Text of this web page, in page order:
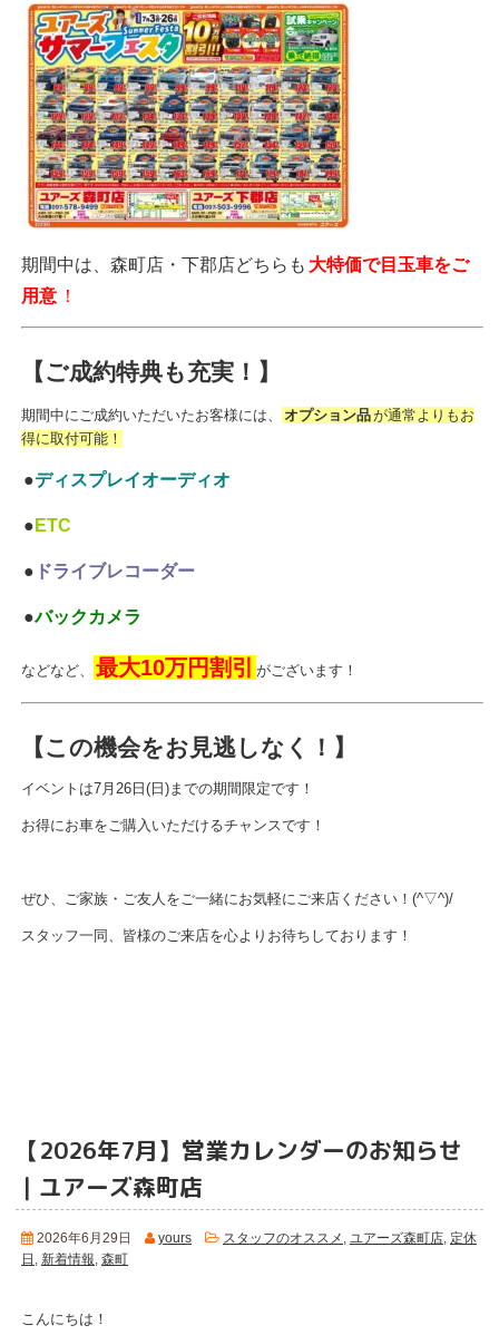
期間中は、森町店・下郡店どちらも 大特価で目玉車をご
用意 ！
【ご成約特典も充実！】
期間中にご成約いただいたお客様には、 オプション品が通常よりもお
得に取付可能！
●ディスプレイオーディオ
● ETC
● ドライブレコーダー
●バックカメラ
などなど、 最大10万円割引 がございます！
【この機会をお見逃しなく！】
イベントは7月26日(日)までの期間限定です！
お得にお車をご購入いただけるチャンスです！
ぜひ、ご家族・ご友人をご一緒にお気軽にご来店ください！(^▽^)/
スタッフ一同、皆様のご来店を心よりお待ちしております！
【2026年7月】営業カレンダーのお知らせ
｜ユアーズ森町店
2026年6月29日 yours スタッフのオススメ ユアーズ森町店 定休
日
新着情報 森町
こんにちは！